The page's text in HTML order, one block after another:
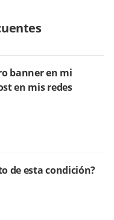
banner en mi
en mis redes
de esta condición?